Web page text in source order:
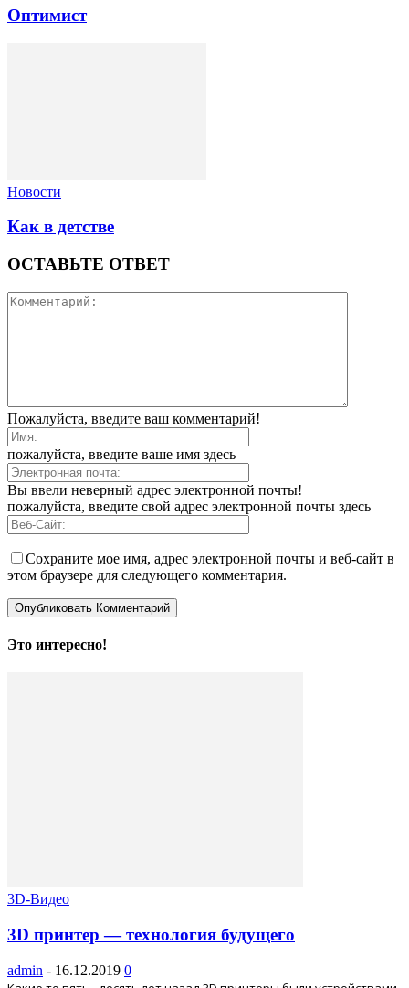
Оптимист
Новости
Как в детстве
ОСТАВЬТЕ ОТВЕТ
Пожалуйста, введите ваш комментарий!
пожалуйста, введите ваше имя здесь
Вы ввели неверный адрес электронной почты!
пожалуйста, введите свой адрес электронной почты здесь
Сохраните мое имя, адрес электронной почты и веб-сайт в
этом браузере для следующего комментария.
Это интересно!
3D-Видео
3D принтер — технология будущего
admin - 16.12.2019 0